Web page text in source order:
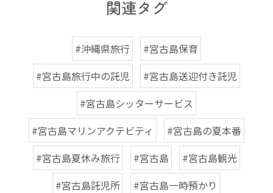
関連タグ
#沖縄県旅行
#宮古島保育
#宮古島旅行中の託児
#宮古島送迎付き託児
#宮古島シッターサービス
#宮古島マリンアクテビティ
#宮古島の夏本番
#宮古島夏休み旅行
#宮古島
#宮古島観光
#宮古島託児所
#宮古島一時預かり